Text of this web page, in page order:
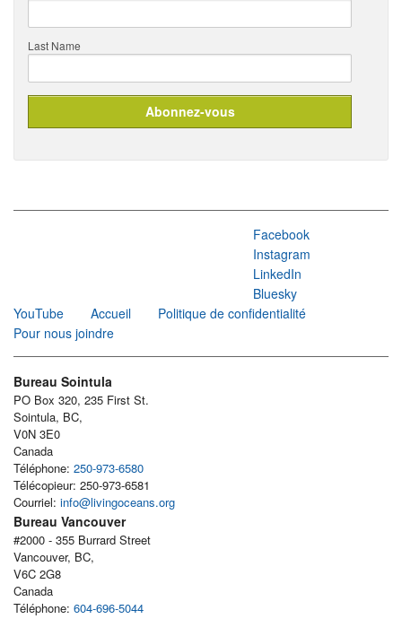
Last Name
Facebook
Instagram
LinkedIn
Bluesky
YouTube
Accueil
Politique de confidentialité
Pour nous joindre
Bureau Sointula
PO Box 320, 235 First St.
Sointula, BC,
V0N 3E0
Canada
Téléphone: 250-973-6580
Télécopieur: 250-973-6581
Courriel: info@livingoceans.org
Bureau Vancouver
#2000 - 355 Burrard Street
Vancouver, BC,
V6C 2G8
Canada
Téléphone: 604-696-5044